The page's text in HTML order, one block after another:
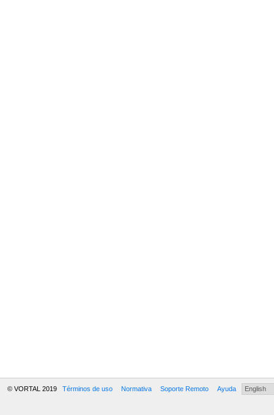
© VORTAL 2019 Términos de uso Normativa Soporte Remoto Ayuda